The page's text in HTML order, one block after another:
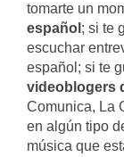
tomarte un
español ; si te
escuchar
español; si te
videoblogers
Comunica, La
en algún tipo
música que